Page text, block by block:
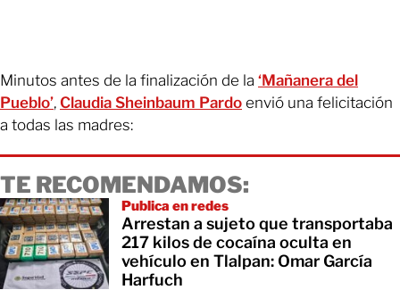
Minutos antes de la finalización de la ‘Mañanera del
Pueblo’, Claudia Sheinbaum Pardo envió una felicitación
a todas las madres:
TE RECOMENDAMOS:
Publica en redes
Arrestan a sujeto que transportaba
217 kilos de cocaína oculta en
vehículo en Tlalpan: Omar García
Harfuch